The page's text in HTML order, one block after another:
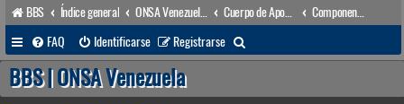
BBS Índice general
FAQ
Identificarse Registrarse
u
BBS | ONSA Venezuela